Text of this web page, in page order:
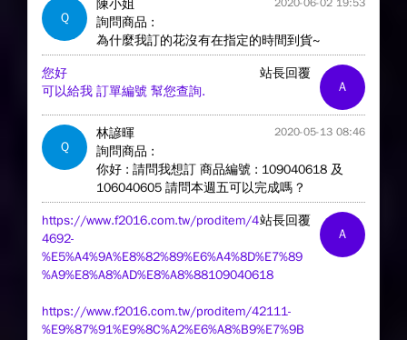
Q
陳小姐 2020-06-02 19:53
詢問商品 :
為什麼我訂的花沒有在指定的時間到貨~
A
站長回覆
您好
可以給我 訂單編號 幫您查詢.
Q
林諺暉 2020-05-13 08:46
詢問商品 :
你好 : 請問我想訂 商品編號 : 109040618 及
106040605 請問本週五可以完成嗎 ?
A
站長回覆
https://www.f2016.com.tw/proditem/4
4692-
%E5%A4%9A%E8%82%89%E6%A4%8D%E7%89
%A9%E8%A8%AD%E8%A8%88109040618
https://www.f2016.com.tw/proditem/42111-
%E9%87%91%E9%8C%A2%E6%A8%B9%E7%9B